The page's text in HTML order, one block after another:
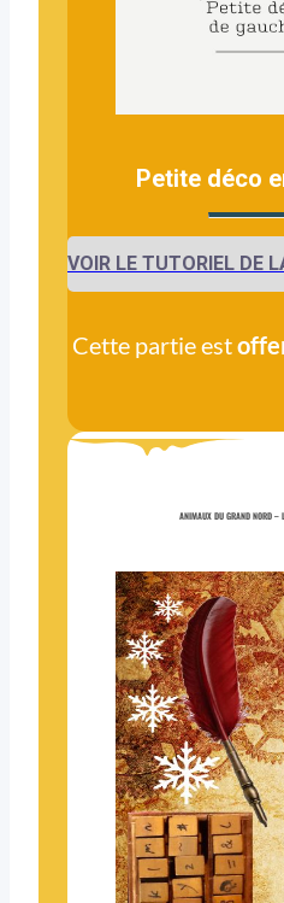
Petite déco
VOIR LE TUTORIEL DE
Cette partie est
ANIMAUX DU GRAND NORD –